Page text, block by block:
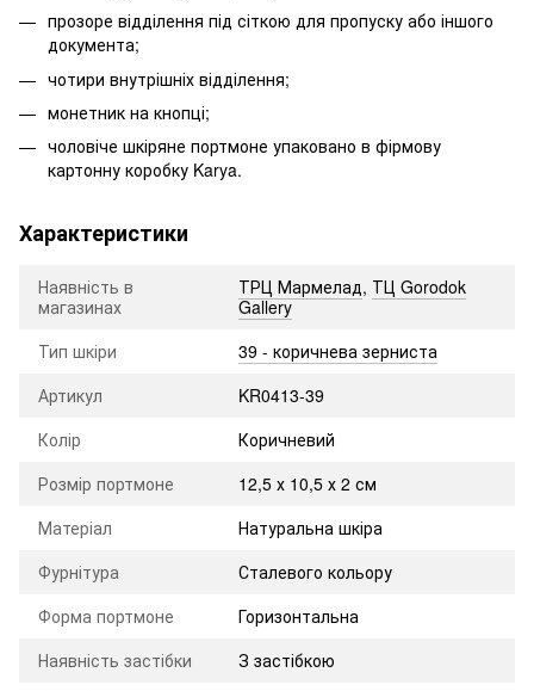
прозоре відділення під сіткою для пропуску або іншого
документа;
чотири внутрішніх відділення;
монетник на кнопці;
чоловіче шкіряне портмоне упаковано в фірмову
картонну коробку Karya.
Характеристики
Наявність в
магазинах
ТРЦ Мармелад, ТЦ Gorodok
Gallery
Тип шкіри
39 - коричнева зерниста
Артикул
KR0413-39
Колір
Коричневий
Розмір портмоне
12,5 х 10,5 х 2 см
Матеріал
Натуральна шкіра
Фурнітура
Сталевого кольору
Форма портмоне
Горизонтальна
Наявність застібки
З застібкою